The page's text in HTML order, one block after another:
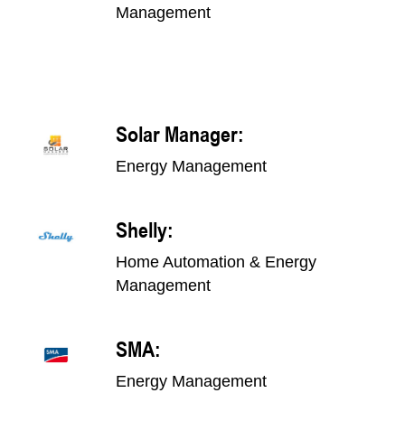
Management
Solar Manager:
Energy Management
Shelly:
Home Automation & Energy
Management
SMA:
Energy Management​